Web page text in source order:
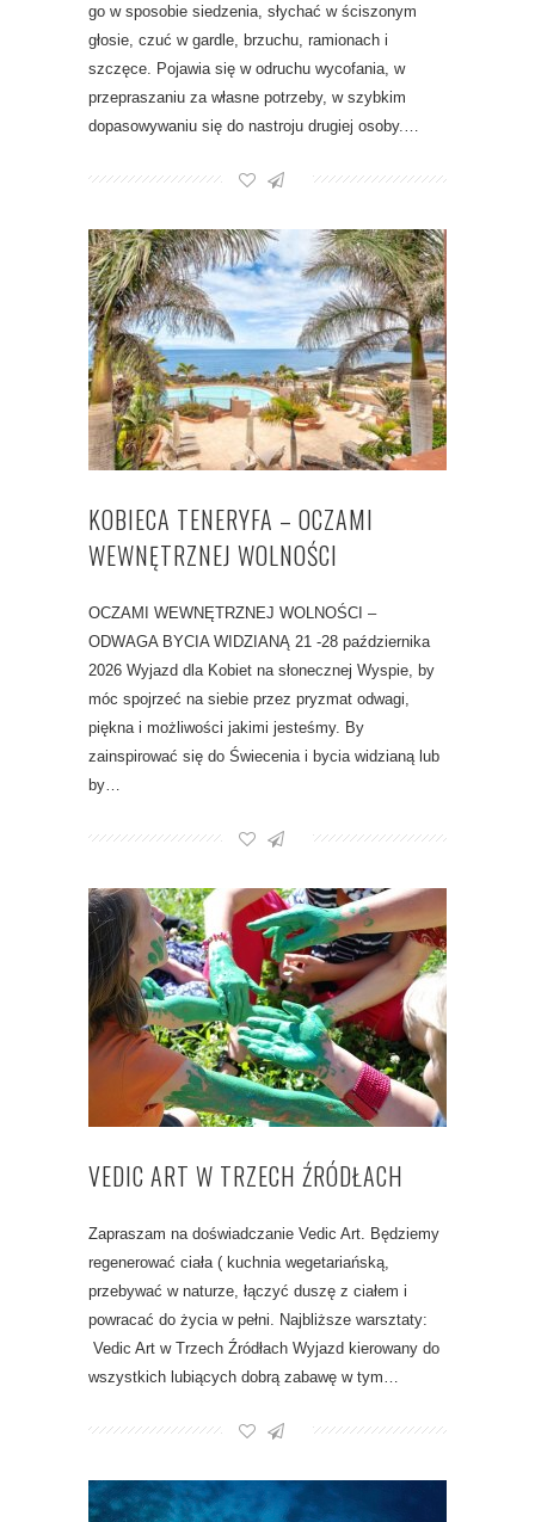
go w sposobie siedzenia, słychać w ściszonym
głosie, czuć w gardle, brzuchu, ramionach i
szczęce. Pojawia się w odruchu wycofania, w
przepraszaniu za własne potrzeby, w szybkim
dopasowywaniu się do nastroju drugiej osoby.…
KOBIECA TENERYFA – OCZAMI
WEWNĘTRZNEJ WOLNOŚCI
OCZAMI WEWNĘTRZNEJ WOLNOŚCI –
ODWAGA BYCIA WIDZIANĄ 21 -28 października
2026 Wyjazd dla Kobiet na słonecznej Wyspie, by
móc spojrzeć na siebie przez pryzmat odwagi,
piękna i możliwości jakimi jesteśmy. By
zainspirować się do Świecenia i bycia widzianą lub
by…
VEDIC ART W TRZECH ŹRÓDŁACH
Zapraszam na doświadczanie Vedic Art. Będziemy
regenerować ciała ( kuchnia wegetariańską,
przebywać w naturze, łączyć duszę z ciałem i
powracać do życia w pełni. Najbliższe warsztaty:
Vedic Art w Trzech Źródłach Wyjazd kierowany do
wszystkich lubiących dobrą zabawę w tym…